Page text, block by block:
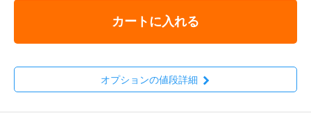
カートに入れる
オプションの値段詳細